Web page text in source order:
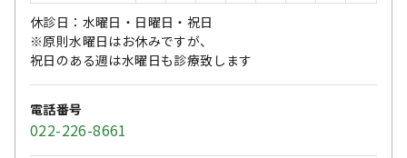
休診日：水曜日・日曜日・祝日
※原則水曜日はお休みですが、
祝日のある週は水曜日も診療致します
電話番号
022-226-8661